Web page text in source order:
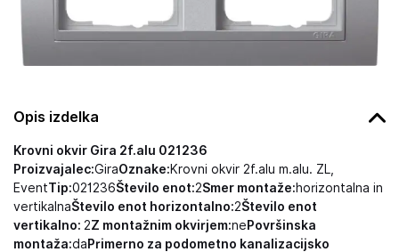
Opis izdelka
Krovni okvir Gira 2f.alu 021236
Proizvajalec:GiraOznake:Krovni okvir 2f.alu m.alu. ZL,
EventTip:021236Število enot:2Smer montaže:horizontalna in
vertikalnaŠtevilo enot horizontalno:2Število enot
vertikalno: 2Z montažnim okvirjem:nePovršinska
montaža:daPrimerno za podometno kanalizacijsko